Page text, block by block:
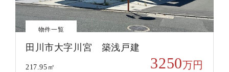
物件一覧
田川市大字川宮 築浅戸建
217.95㎡ 3250万円